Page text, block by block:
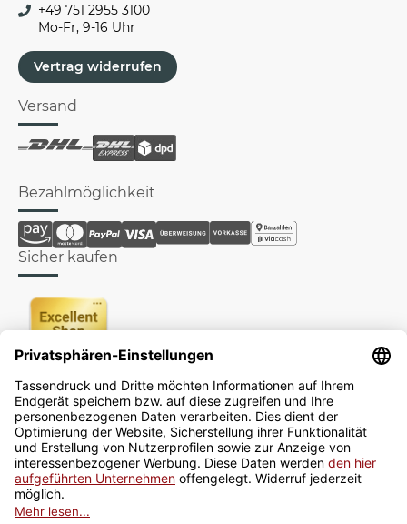
+49 751 2955 3100
Mo-Fr, 9-16 Uhr
Vertrag widerrufen
Versand
Bezahlmöglichkeit
Sicher kaufen
Newsletter